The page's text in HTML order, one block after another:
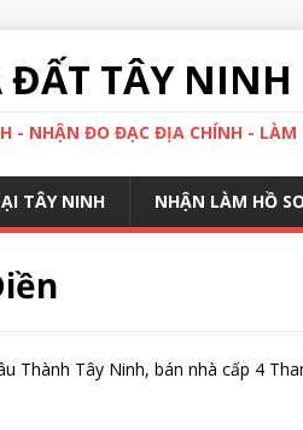
TÂY NINH
- NHẬN ĐO ĐẠC ĐỊA CHÍNH -
TÂY NINH NHẬN LÀM HỒ
Thành Tây Ninh, bán nhà cấp 4